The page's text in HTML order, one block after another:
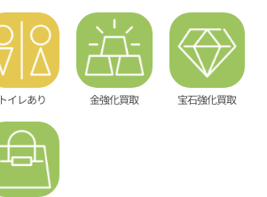
トイレあり 金強化買取 宝石強化買取